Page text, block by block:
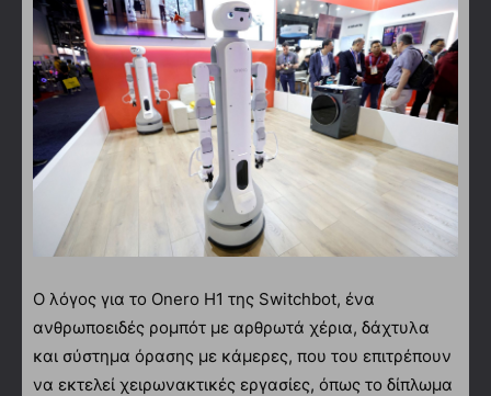
Ο λόγος για το Onero H1 της Switchbot, ένα
ανθρωποειδές ρομπότ με αρθρωτά χέρια, δάχτυλα
και σύστημα όρασης με κάμερες, που του επιτρέπουν
να εκτελεί χειρωνακτικές εργασίες, όπως το δίπλωμα